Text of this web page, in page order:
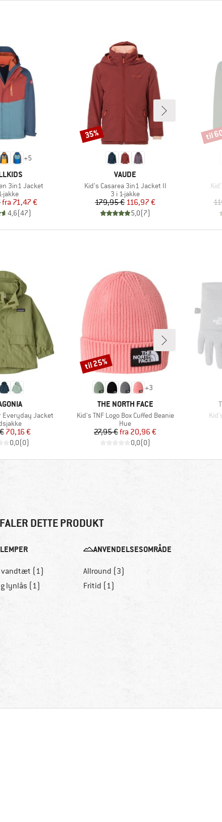
+5
3in1 Jacket
jakke
Pris
Nedsat pris
fra 71,47 €
4,6(47)
MÆRKE
VAUDE
Artikel
Kid's Casarea 3in1 Jacket II
Produktgruppe
3 i 1-jakke
Pris
179,95 €Nedsat pris
116,97 €
5,0(7)
Rabat
35% Rabat
til
Everyday Jacket
Pris
Nedsat pris
70,16 €
0,0(0)
+3
MÆRKE
THE NORTH FACE
Artikel
Kid's TNF Logo Box Cuffed Beanie
Produktgruppe
Hue
Pris
27,95 € Nedsat pris
fra 20,96 €
0,0(0)
Rabat
til 25%
DETTE PRODUKT
vandtæt (1)
lynlås (1)
ANVENDELSESOMRÅDE
Allround (3)
Fritid (1)